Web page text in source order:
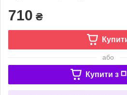
710 ₴
або
Купити з